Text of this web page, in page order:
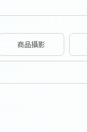
商品攝影